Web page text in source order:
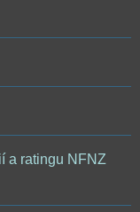
a ratingu NFNZ